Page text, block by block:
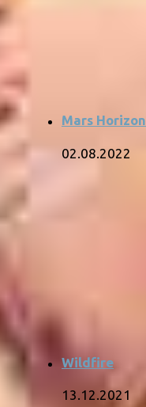
Mars Horizon
02.08.2022
Wildfire
13.12.2021